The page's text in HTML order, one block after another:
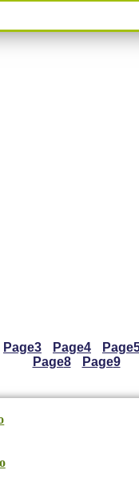
Page3 Page4 Page
Page8 Page9